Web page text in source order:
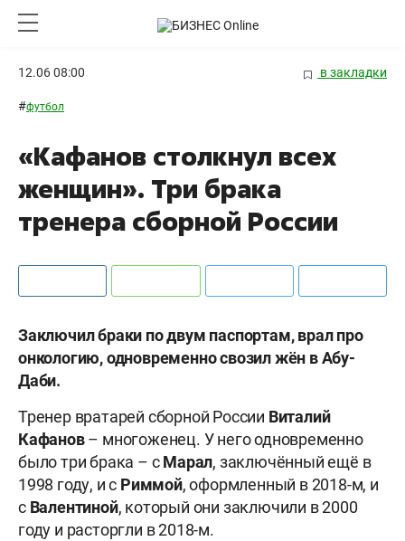
12.06 08:00 в закладки
#футбол
«Кафанов столкнул всех
женщин». Три брака
тренера сборной России
Заключил браки по двум паспортам, врал про
онкологию, одновременно свозил жён в Абу-
Даби.
Тренер вратарей сборной России Виталий
Кафанов– многоженец. У него одновременно
было три брака – сМарал, заключённый ещё в
1998 году, и с Риммой, оформленный в 2018-м, и
с Валентиной, который они заключили в 2000
году и расторгли в 2018-м.